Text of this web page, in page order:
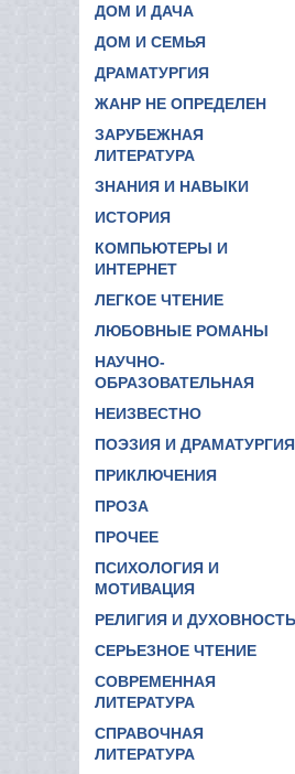
ДОМ И ДАЧА
ДОМ И СЕМЬЯ
ДРАМАТУРГИЯ
ЖАНР НЕ ОПРЕДЕЛЕН
ЗАРУБЕЖНАЯ
ЛИТЕРАТУРА
ЗНАНИЯ И НАВЫКИ
ИСТОРИЯ
КОМПЬЮТЕРЫ И
ИНТЕРНЕТ
ЛЕГКОЕ ЧТЕНИЕ
ЛЮБОВНЫЕ РОМАНЫ
НАУЧНО-
ОБРАЗОВАТЕЛЬНАЯ
НЕИЗВЕСТНО
ПОЭЗИЯ И ДРАМАТУРГИЯ
ПРИКЛЮЧЕНИЯ
ПРОЗА
ПРОЧЕЕ
ПСИХОЛОГИЯ И
МОТИВАЦИЯ
РЕЛИГИЯ И ДУХОВНОСТЬ
СЕРЬЕЗНОЕ ЧТЕНИЕ
СОВРЕМЕННАЯ
ЛИТЕРАТУРА
СПРАВОЧНАЯ
ЛИТЕРАТУРА